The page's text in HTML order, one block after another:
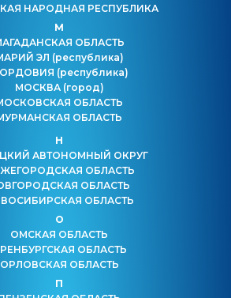
НАРОДНАЯ РЕСПУБЛИКА
М
ОБЛАСТЬ
ЭЛ (республика)
(республика)
МОСКВА (город)
ОБЛАСТЬ
ОБЛАСТЬ
Н
АВТОНОМНЫЙ ОКРУГ
ОБЛАСТЬ
ОБЛАСТЬ
ОБЛАСТЬ
О
ОМСКАЯ ОБЛАСТЬ
ОБЛАСТЬ
ОРЛОВСКАЯ ОБЛАСТЬ
П